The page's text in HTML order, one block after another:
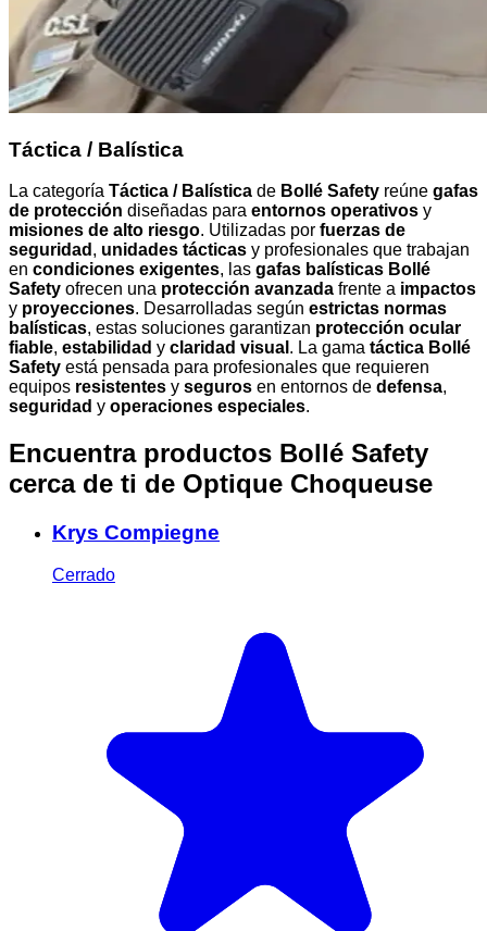
Táctica / Balística
La categoría Táctica / Balística de Bollé Safety reúne gafas
de protección diseñadas para entornos operativos y
misiones de alto riesgo. Utilizadas por fuerzas de
seguridad , unidades tácticas y profesionales que trabajan
en condiciones exigentes, las gafas balísticas Bollé
Safety ofrecen una protección avanzada frente a impactos
y proyecciones. Desarrolladas según estrictas normas
balísticas, estas soluciones garantizan protección ocular
fiable, estabilidad y claridad visual . La gama táctica Bollé
Safety está pensada para profesionales que requieren
equipos resistentes y seguros en entornos de defensa,
seguridad y operaciones especiales.
Encuentra productos Bollé Safety
cerca de ti de Optique Choqueuse
Krys Compiegne
Cerrado